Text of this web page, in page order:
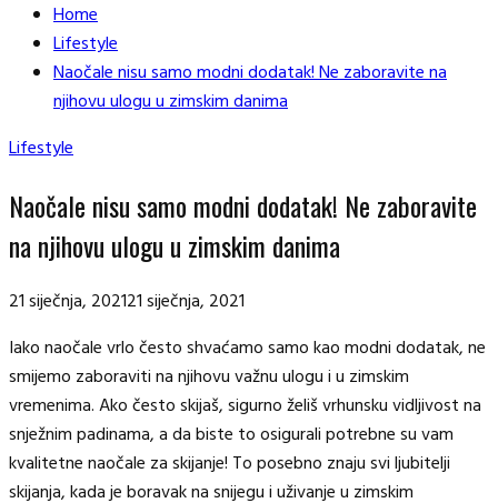
Home
Lifestyle
Naočale nisu samo modni dodatak! Ne zaboravite na
njihovu ulogu u zimskim danima
Lifestyle
Naočale nisu samo modni dodatak! Ne zaboravite
na njihovu ulogu u zimskim danima
21 siječnja, 202121 siječnja, 2021
Iako naočale vrlo često shvaćamo samo kao modni dodatak, ne
smijemo zaboraviti na njihovu važnu ulogu i u zimskim
vremenima. Ako često skijaš, sigurno želiš vrhunsku vidljivost na
snježnim padinama, a da biste to osigurali potrebne su vam
kvalitetne naočale za skijanje! To posebno znaju svi ljubitelji
skijanja, kada je boravak na snijegu i uživanje u zimskim